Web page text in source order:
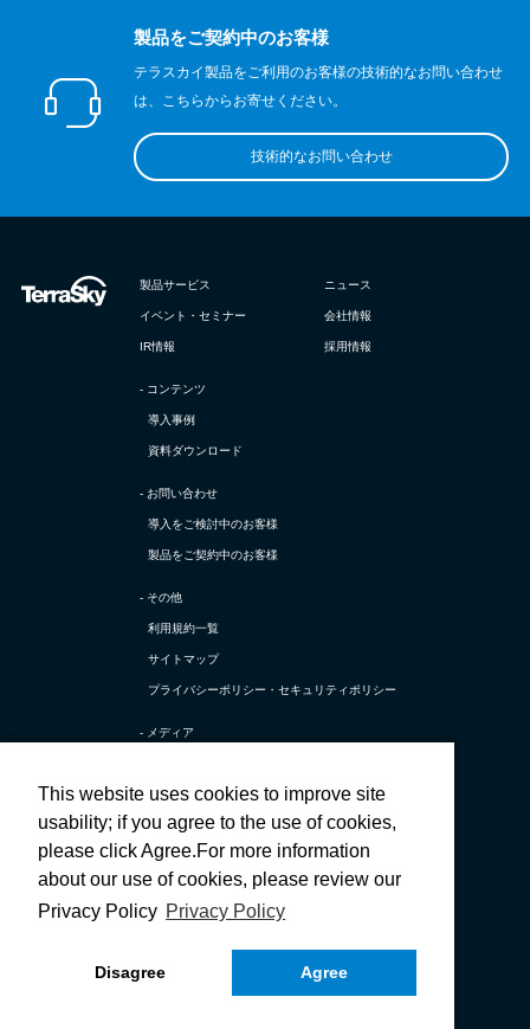
製品をご契約中のお客様
テラスカイ製品をご利用のお客様の技術的なお問い合わせ
は、こちらからお寄せください。
技術的なお問い合わせ
製品サービス ニュース
イベント・セミナー 会社情報
IR情報 採用情報
- コンテンツ
導入事例
資料ダウンロード
- お問い合わせ
導入をご検討中のお客様
製品をご契約中のお客様
- その他
利用規約一覧
サイトマップ
プライバシーポリシー・ セキュリティポリシー
- メディア
テラスカイ公式 X
テラスカイ公式 採用X
テラスカイ公式 Facebook
テラスカイ公式 採用Facebook
テラスカイ公式 YouTube
This website uses cookies to improve site
usability; if you agree to the use of cookies,
please click Agree.For more information
about our use of cookies, please review our
Privacy Policy Privacy Policy
Disagree Agree